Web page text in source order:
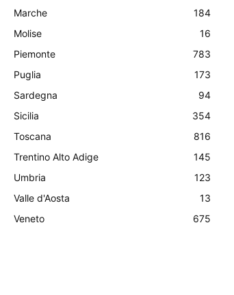
Marche
184
Molise
16
Piemonte
783
Puglia
173
Sardegna
94
Sicilia
354
Toscana
816
Trentino Alto Adige
145
Umbria
123
Valle d'Aosta
13
Veneto
675